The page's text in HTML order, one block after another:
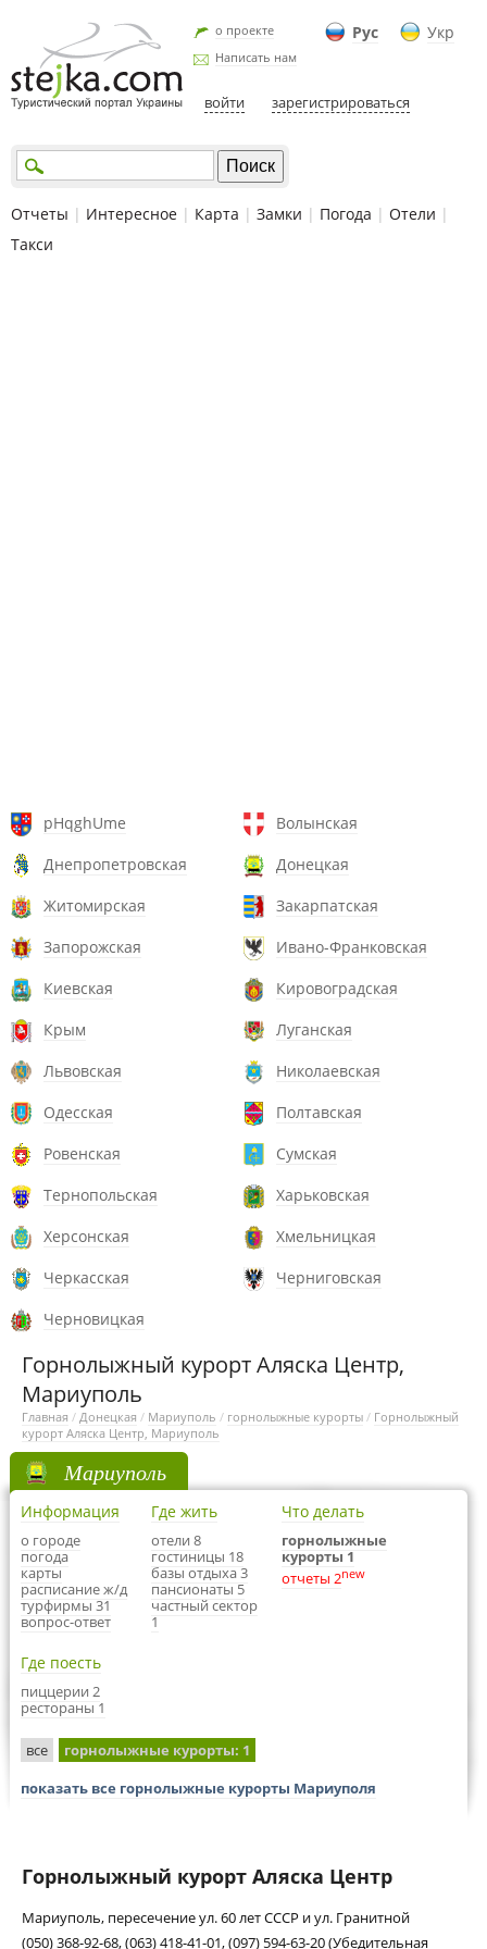
Рус Укр
о проекте
Написать нам
войти зарегистрироваться
Отчеты | Интересное | Карта | Замки | Погода | Отели |
Такси
pHqghUme
Волынская
Днепропетровская
Донецкая
Житомирская
Закарпатская
Запорожская
Ивано-Франковская
Киевская
Кировоградская
Крым
Луганская
Львовская
Николаевская
Одесская
Полтавская
Ровенская
Сумская
Тернопольская
Харьковская
Херсонская
Хмельницкая
Черкасская
Черниговская
Черновицкая
Горнолыжный курорт Аляска Центр,
Мариуполь
Главная / Донецкая / Мариуполь / горнолыжные курорты / Горнолыжный
курорт Аляска Центр, Мариуполь
Мариуполь
Информация
о городе
погода
карты
расписание ж/д
турфирмы 31
вопрос-ответ
Где жить
отели 8
гостиницы 18
базы отдыха 3
пансионаты 5
частный сектор
1
Что делать
горнолыжные
курорты 1
отчеты 2new
Где поесть
пиццерии 2
рестораны 1
все горнолыжные курорты: 1
показать все горнолыжные курорты Мариуполя
Горнолыжный курорт Аляска Центр
Мариуполь, пересечение ул. 60 лет СССР и ул. Гранитной
(050) 368-92-68, (063) 418-41-01, (097) 594-63-20 (Убедительная